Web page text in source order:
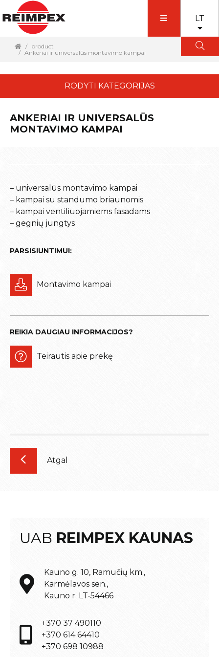
LT
product
Ankeriai ir universalūs montavimo kampai
RODYTI KATEGORIJAS
ANKERIAI IR UNIVERSALŪS
MONTAVIMO KAMPAI
– universalūs montavimo kampai
– kampai su standumo briaunomis
– kampai ventiliuojamiems fasadams
– gegnių jungtys
PARSISIUNTIMUI:
Montavimo kampai
REIKIA DAUGIAU INFORMACIJOS?
Teirautis apie prekę
Atgal
UAB REIMPEX KAUNAS
Kauno g. 10, Ramučių km.,
Karmėlavos sen.,
Kauno r. LT-54466
+370 37 490110
+370 614 64410
+370 698 10988